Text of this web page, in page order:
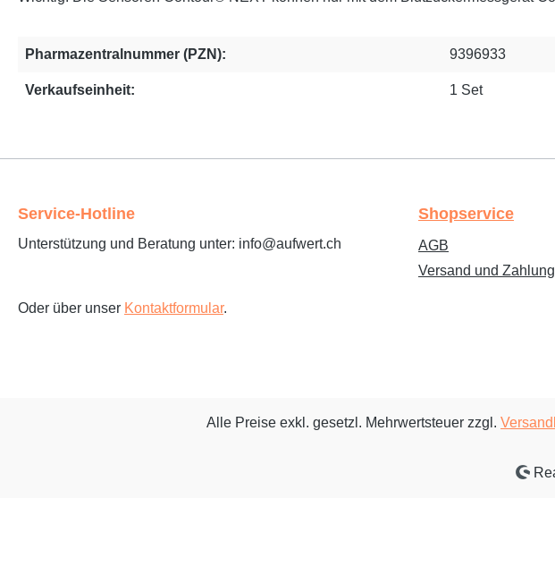
Pharmazentralnummer (PZN): 9396933
Verkaufseinheit: 1 Set
Service-Hotline
Unterstützung und Beratung unter: info@aufwert.ch
Oder über unser Kontaktformular.
Shopservice
AGB
Versand und
Alle Preise exkl. gesetzl. Mehrwertsteuer zzgl.